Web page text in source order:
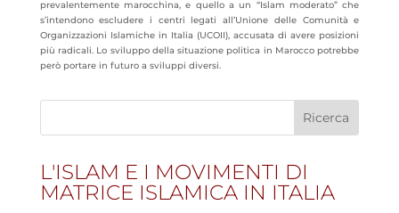
prevalentemente marocchina, e quello a un “Islam moderato” che
s’intendono escludere i centri legati all’Unione delle Comunità e
Organizzazioni Islamiche in Italia (UCOII), accusata di avere posizioni
più radicali. Lo sviluppo della situazione politica in Marocco potrebbe
però portare in futuro a sviluppi diversi.
L'ISLAM E I MOVIMENTI DI
MATRICE ISLAMICA IN ITALIA